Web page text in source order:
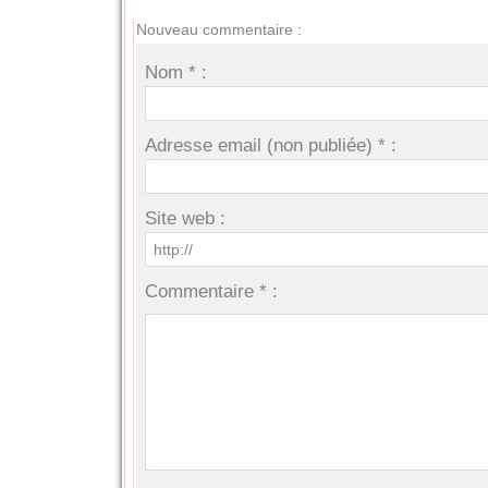
Nouveau commentaire :
Nom * :
Adresse email (non publiée) * :
Site web :
Commentaire * :